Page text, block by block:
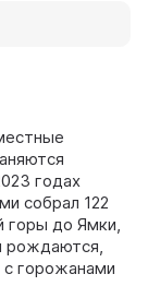
годах
собрал 122
горы до Ямки,
рождаются,
горожанами